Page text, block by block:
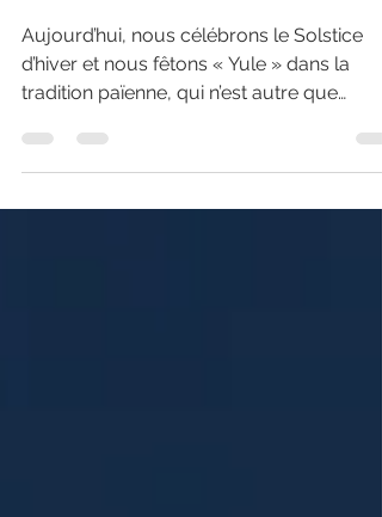
d'Hiver
Aujourd’hui, nous célébrons le Solstice
d’hiver et nous fêtons « Yule » dans la
tradition païenne, qui n’est autre que